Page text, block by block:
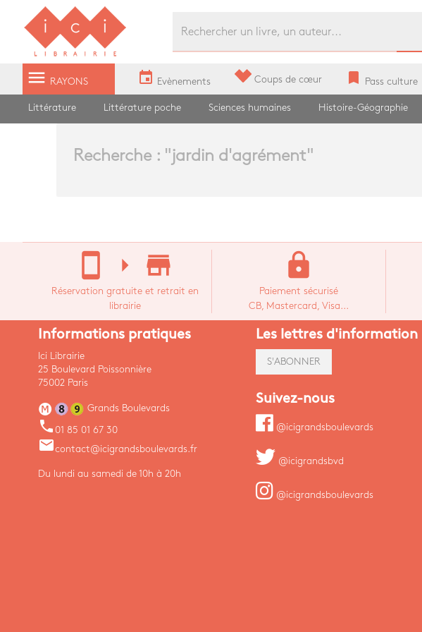
Librairie Ici Grands Boulevards
menu RAYONS event Evènements Coups de cœur bookmark Pass culture
Littérature Littérature poche Sciences humaines Histoire-Géographie
Recherche : "jardin d'agrément"
stay_current_portrait arrow_right store_mall_directory
Réservation gratuite et retrait en
librairie
lock
Paiement sécurisé
CB, Mastercard, Visa...
Informations pratiques
Ici Librairie
25 Boulevard Poissonnière
75002 Paris
Grands Boulevards
phone 01 85 01 67 30
emailcontact@icigrandsboulevards.fr
Du lundi au samedi de 10h à 20h
Les lettres d'information
S'ABONNER
Suivez-nous
@icigrandsboulevards
@icigrandsbvd
@icigrandsboulevards